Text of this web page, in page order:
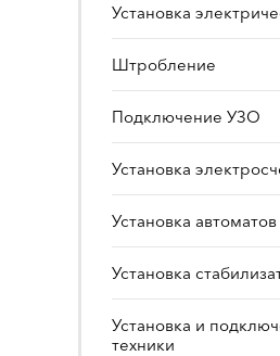
Установка
Штробление
Подключение УЗО
Установка
Установка автоматов
Установка
Установка и
техники